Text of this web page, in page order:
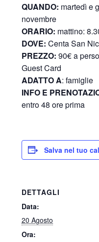
QUANDO: martedì e
novembre
ORARIO: mattino:
DOVE: Centa San
PREZZO: 90€ a
Guest Card
ADATTO A: famiglie
INFO E
entro 48 ore prima
Salva nel tuo
DETTAGLI
Data:
20 Agosto
Ora: